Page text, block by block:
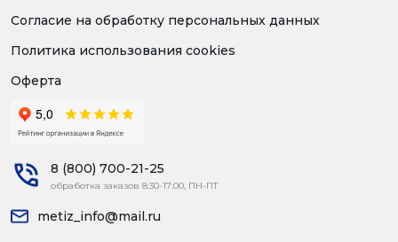
Согласие на обработку персональных данных
Политика использования cookies
Оферта
8 (800) 700-21-25
обработка заказов 8:30-17:00, ПН-ПТ
metiz_info@mail.ru